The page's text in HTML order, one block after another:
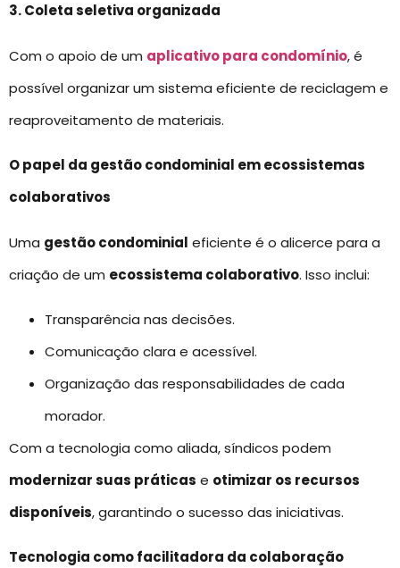
3. Coleta seletiva organizada
Com o apoio de um aplicativo para condomínio, é
possível organizar um sistema eficiente de reciclagem e
reaproveitamento de materiais.
O papel da gestão condominial em ecossistemas
colaborativos
Uma gestão condominial eficiente é o alicerce para a
criação de um ecossistema colaborativo. Isso inclui:
Transparência nas decisões.
Comunicação clara e acessível.
Organização das responsabilidades de cada
morador.
Com a tecnologia como aliada, síndicos podem
modernizar suas práticas e otimizar os recursos
disponíveis, garantindo o sucesso das iniciativas.
Tecnologia como facilitadora da colaboração